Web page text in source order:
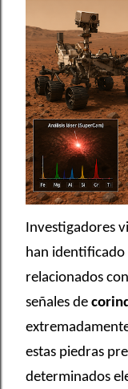
Investigadores
han identificado
relacionados con
señales de
estas piedras
determinados